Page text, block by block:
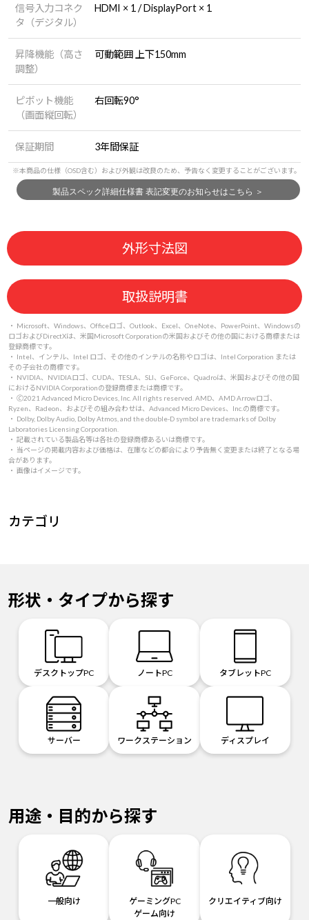
信号入力コネク
タ（デジタル）
HDMI × 1 / DisplayPort × 1
昇降機能（高さ
調整）
可動範囲 上下150mm
ピボット機能
（画面縦回転）
右回転90°
保証期間 3年間保証
外形寸法図
取扱説明書
・ Microsoft、Windows、Officeロゴ、Outlook、Excel、OneNote、PowerPoint、Windowsの
ロゴおよびDirectXは、米国Microsoft Corporationの米国およびその他の国における商標または
登録商標です。
・ Intel、インテル、Intel ロゴ、その他のインテルの名称やロゴは、Intel Corporation または
その子会社の商標です。
・ NVIDIA、NVIDIAロゴ、CUDA、TESLA、SLI、GeForce、Quadroは、米国およびその他の国
におけるNVIDIA Corporationの登録商標または商標です。
・ 🄫2021 Advanced Micro Devices, Inc. All rights reserved. AMD、AMD Arrowロゴ、
Ryzen、Radeon、およびその組み合わせは、Advanced Micro Devices、Inc.の商標です。
・ Dolby, Dolby Audio, Dolby Atmos, and the double-D symbol are trademarks of Dolby
Laboratories Licensing Corporation.
・ 記載されている製品名等は各社の登録商標あるいは商標です。
・ 当ページの掲載内容および価格は、在庫などの都合により予告無く変更または終了となる場
合があります。
・ 画像はイメージです。
カテゴリ
形状・タイプから探す
デスクトップPC ノートPC タブレットPC
サーバー ワークステーション ディスプレイ
用途・目的から探す
一般向け
ゲーミングPC
ゲーム向け
クリエイティブ向け